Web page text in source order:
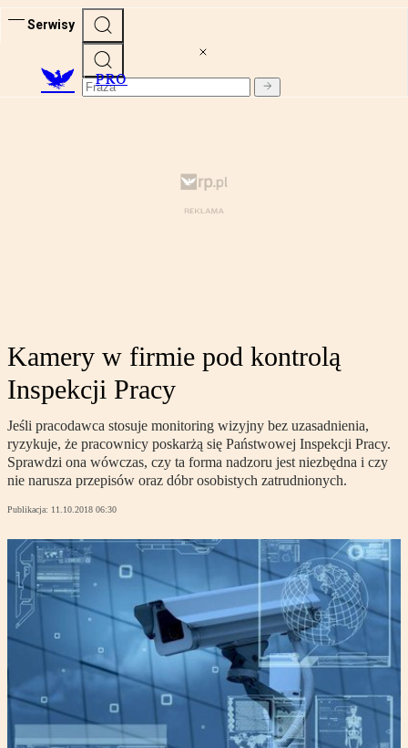
Serwisy
PRO
Kamery w firmie pod kontrolą
Inspekcji Pracy
Jeśli pracodawca stosuje monitoring wizyjny bez uzasadnienia,
ryzykuje, że pracownicy poskarżą się Państwowej Inspekcji Pracy.
Sprawdzi ona wówczas, czy ta forma nadzoru jest niezbędna i czy
nie narusza przepisów oraz dóbr osobistych zatrudnionych.
Publikacja: 11.10.2018 06:30